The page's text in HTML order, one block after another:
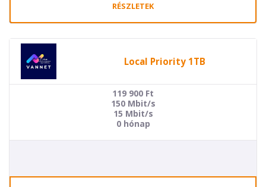
RÉSZLETEK
Local Priority 1TB
119 900 Ft
150 Mbit/s
15 Mbit/s
0 hónap